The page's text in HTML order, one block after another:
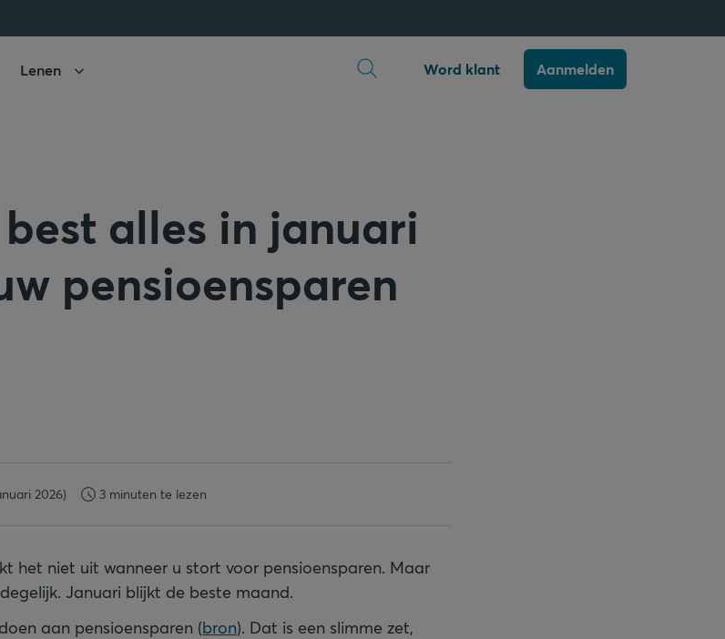
Lenen Word klant Aanmelden
alles in januari
pensioensparen
2026) 3 minuten te lezen
het niet uit wanneer u stort voor pensioensparen. Maar
Januari blijkt de beste maand.
aan pensioensparen (bron). Dat is een slimme zet,